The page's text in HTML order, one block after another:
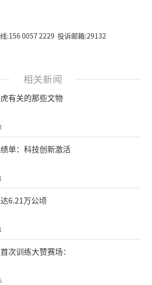
:156 0057 2229 投诉邮箱:29132
相关新闻
有关的那些文物
单：科技创新激活
6.21万公顷
次训练大赞赛场：